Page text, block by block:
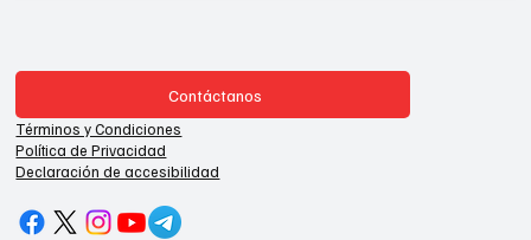
Contáctanos
Términos y Condiciones
Política de Privacidad
Declaración de accesibilidad